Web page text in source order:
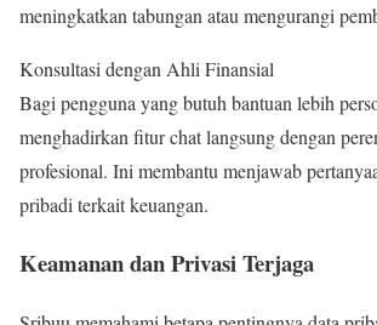
meningkatkan tabungan atau mengurangi
Konsultasi dengan Ahli Finansial
Bagi pengguna yang butuh bantuan lebih
menghadirkan fitur chat langsung dengan
profesional. Ini membantu menjawab
pribadi terkait keuangan.
Keamanan dan Privasi Terjaga